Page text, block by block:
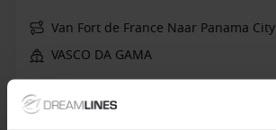
Van Fort de France Naar Panama City
VASCO DA GAMA